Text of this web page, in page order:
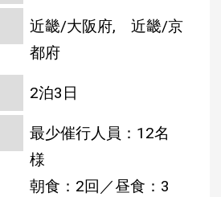
近畿/大阪府, 近畿/京
都府
2泊3日
最少催行人員：12名
様
朝食：2回／昼食：3